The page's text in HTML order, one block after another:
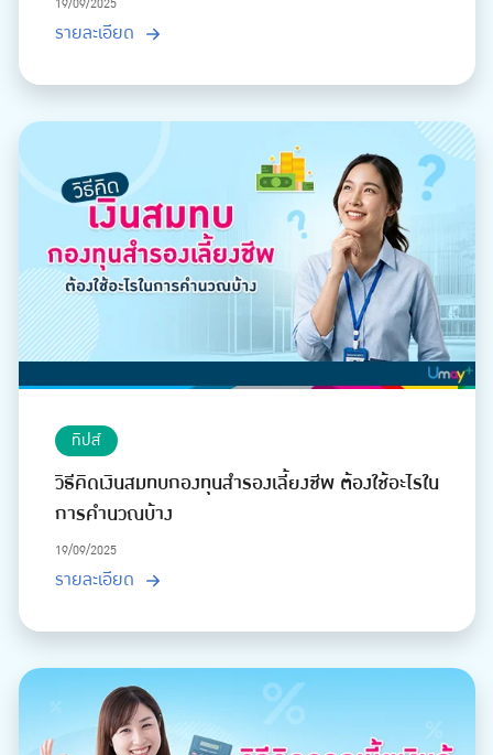
รายละเอียด
ทิปส์
วิธีคิดเงินสมทบกองทุนสำรองเลี้ยงชีพ ต้องใช้อะไรใน
การคำนวณบ้าง
19/09/2025
รายละเอียด